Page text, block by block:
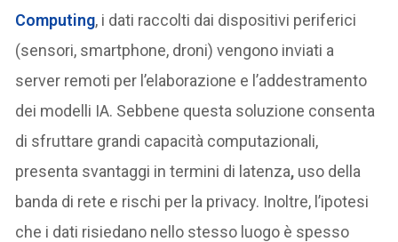
Computing, i dati raccolti dai dispositivi periferici
(sensori, smartphone, droni) vengono inviati a
server remoti per l’elaborazione e l’addestramento
dei modelli IA. Sebbene questa soluzione consenta
di sfruttare grandi capacità computazionali,
presenta svantaggi in termini di latenza, uso della
banda di rete e rischi per la privacy. Inoltre, l’ipotesi
che i dati risiedano nello stesso luogo è spesso